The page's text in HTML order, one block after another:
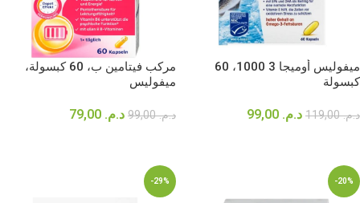
ميفوليس أوميجا 3 1000، 60
كبسولة
د.م.119,00 د.م.
مركب فيتامين ب، 60 كبسولة،
ميفوليس
د.م.99,00 د.م.
-20%
-29%